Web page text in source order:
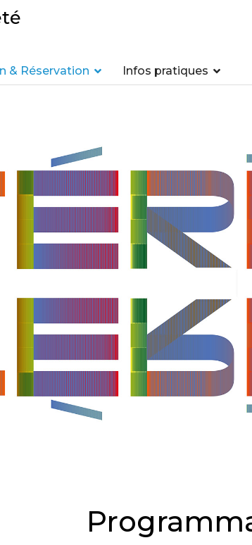
& Réservation Infos pratiques